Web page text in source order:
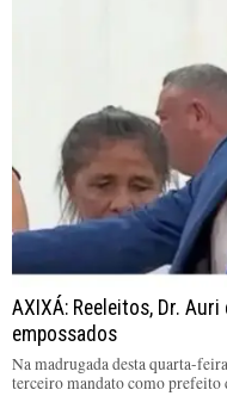
AXIXÁ: Reeleitos, Dr.
empossados
Na madrugada desta quarta-
terceiro mandato como